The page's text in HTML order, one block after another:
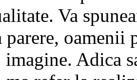
Va
parere,
Adica